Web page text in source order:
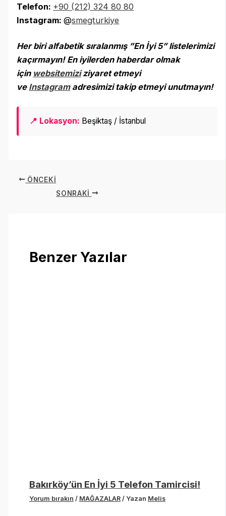
Telefon: +90 (212) 324 80 80
Instagram:@smegturkiye
Her biri alfabetik sıralanmış ”En İyi 5” listelerimizi
kaçırmayın! En iyilerden haberdar olmak
için websitemiziziyaret etmeyi
ve Instagramadresimizi takip etmeyi unutmayın!
📍 Lokasyon: Beşiktaş / İstanbul
ÖNCEKI
SONRAKI
Benzer Yazılar
Bakırköy’ün En İyi 5 Telefon Tamircisi!
Yorum bırakın / MAĞAZALAR/ Yazan Melis